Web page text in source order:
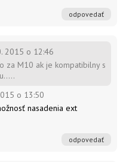
odpovedať
2015 o 12:46
za M10 ak je kompatibilny s
o 13:50
nasadenia ext
odpovedať